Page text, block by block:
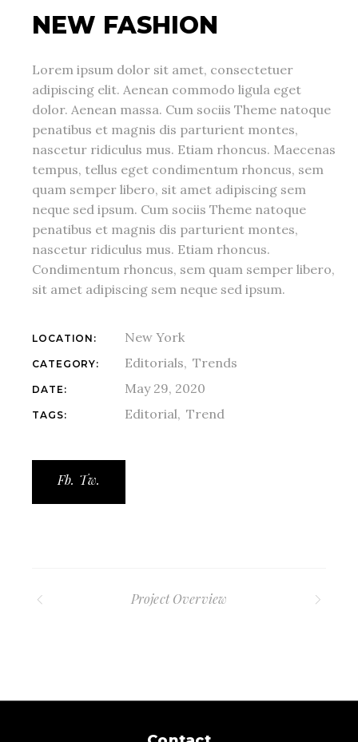
NEW FASHION
Lorem ipsum dolor sit amet, consectetuer
adipiscing elit. Aenean commodo ligula eget
dolor. Aenean massa. Cum sociis Theme natoque
penatibus et magnis dis parturient montes,
nascetur ridiculus mus. Etiam rhoncus. Maecenas
tempus, tellus eget condimentum rhoncus, sem
quam semper libero, sit amet adipiscing sem
neque sed ipsum. Cum sociis Theme natoque
penatibus et magnis dis parturient montes,
nascetur ridiculus mus. Etiam rhoncus.
Condimentum rhoncus, sem quam semper libero,
sit amet adipiscing sem neque sed ipsum.
LOCATION: New York
CATEGORY: Editorials Trends
DATE: May 29, 2020
TAGS: Editorial Trend
Fb. Tw.
Project Overview